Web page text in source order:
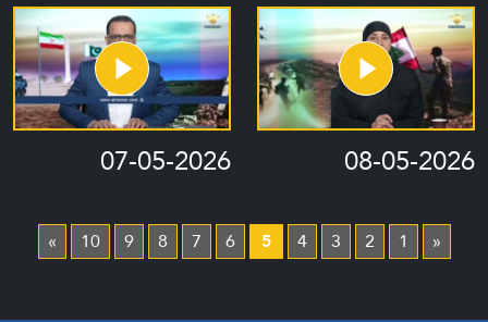
08-05-2026
07-05-2026
«
1
2
3
4
5
6
7
8
9
10
»